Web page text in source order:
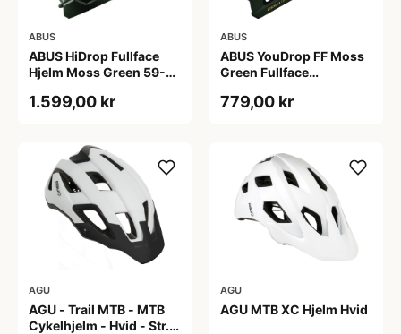
ABUS
ABUS HiDrop Fullface
Hjelm Moss Green 59-
1.599,00 kr
ABUS
ABUS YouDrop FF Moss
Green Fullface
779,00 kr
AGU
AGU - Trail MTB - MTB
Cykelhjelm - Hvid - Str.
AGU
AGU MTB XC Hjelm Hvid